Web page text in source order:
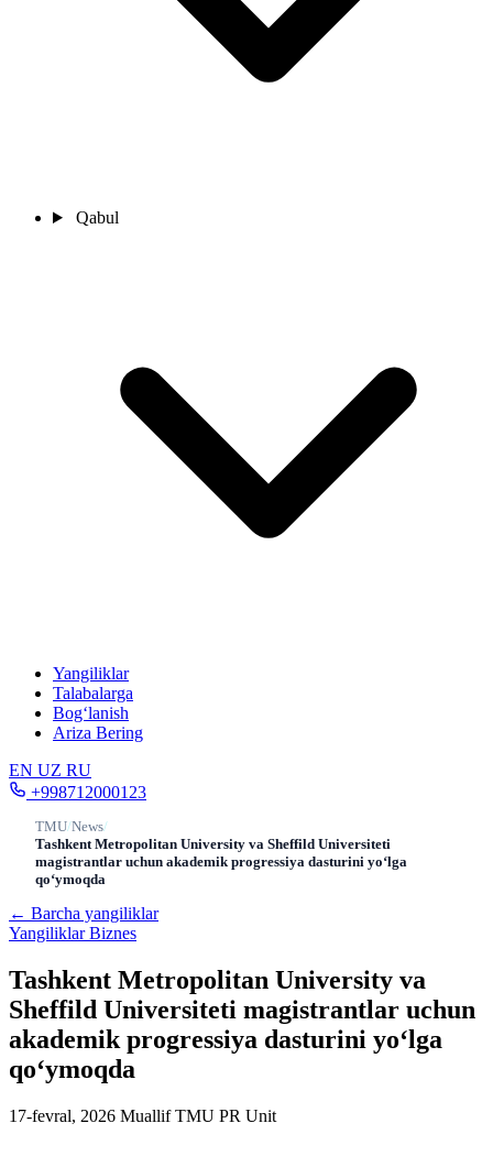
Qabul
Yangiliklar
Talabalarga
Bog‘lanish
Ariza Bering
EN UZ RU
+998712000123
TMU/News/
Tashkent Metropolitan University va Sheffild Universiteti
magistrantlar uchun akademik progressiya dasturini yo‘lga
qo‘ymoqda
← Barcha yangiliklar
YangiliklarBiznes
Tashkent Metropolitan University va
Sheffild Universiteti magistrantlar uchun
akademik progressiya dasturini yo‘lga
qo‘ymoqda
17-fevral, 2026 MuallifTMU PR Unit